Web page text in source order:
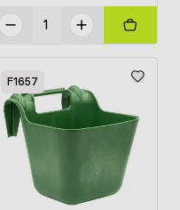
F1657